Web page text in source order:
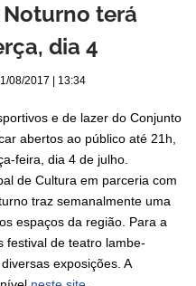
terá
dia 4
08/2017 | 13:34
e de lazer do Conjunto
abertos ao público até 21h,
feira, dia 4 de julho.
de Cultura em parceria com
traz semanalmente uma
espaços da região. Para a
festival de teatro lambe-
exposições. A